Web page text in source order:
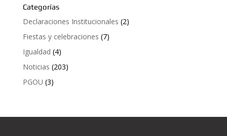
Categorías
Declaraciones Institucionales (2)
Fiestas y celebraciones (7)
Igualdad (4)
Noticias (203)
PGOU (3)